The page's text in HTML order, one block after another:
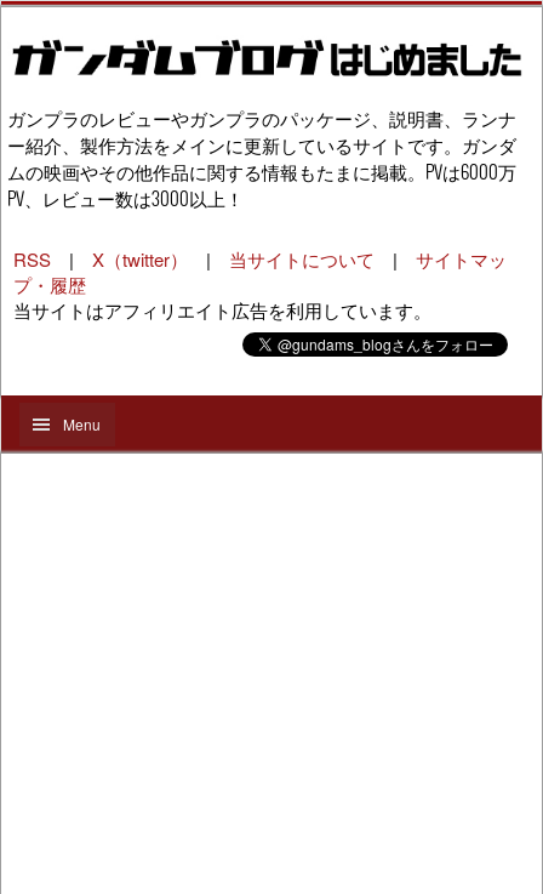
ガンプラのレビューやガンプラのパッケージ、説明書、ランナ
ー紹介、製作方法をメインに更新しているサイトです。ガンダ
ムの映画やその他作品に関する情報もたまに掲載。PVは6000万
PV、レビュー数は3000以上！
RSS | X（twitter） | 当サイトについて | サイトマッ
プ・履歴
当サイトはアフィリエイト広告を利用しています。
Menu